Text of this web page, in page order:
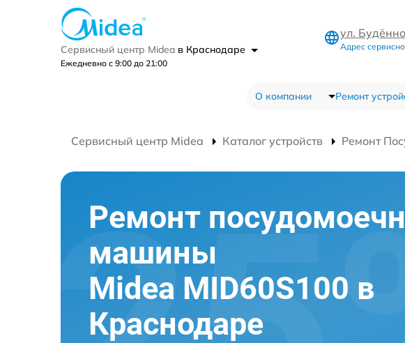
Сервисный центр Midea в Краснодаре
Ежедневно с 9:00 до 21:00
ул.
Адрес
О компании Ремонт
Сервисный центр Midea Каталог устройств Ремонт
Ремонт
машины
Midea MID60S100 в
Краснодаре